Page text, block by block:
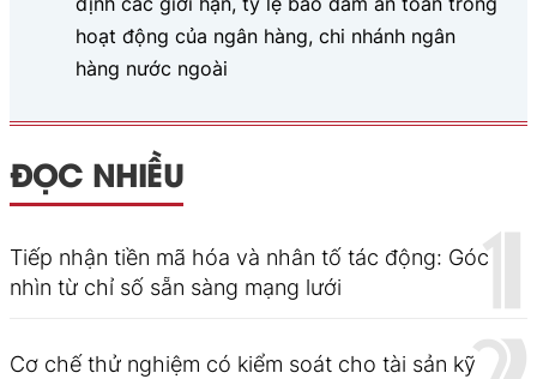
hoạt động của ngân hàng, chi nhánh ngân
hàng nước ngoài
ĐỌC NHIỀU
Tiếp nhận tiền mã hóa và nhân tố tác động: Góc
nhìn từ chỉ số sẵn sàng mạng lưới
Cơ chế thử nghiệm có kiểm soát cho tài sản kỹ